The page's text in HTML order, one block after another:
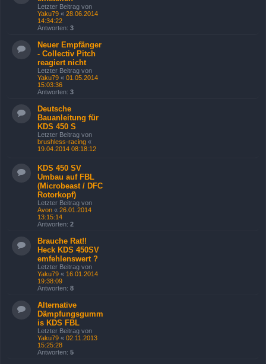
Letzter Beitrag von
Yaku79 « 28.06.2014
14:34:22
Antworten: 3
Neuer Empfänger
- Collectiv Pitch
reagiert nicht
Letzter Beitrag von
Yaku79 « 01.05.2014
15:03:36
Antworten: 3
Deutsche
Bauanleitung für
KDS 450 S
Letzter Beitrag von
brushless-racing «
19.04.2014 08:18:12
KDS 450 SV
Umbau auf FBL
(Microbeast / DFC
Rotorkopf)
Letzter Beitrag von
Avon « 26.01.2014
13:15:14
Antworten: 2
Brauche Rat!!
Heck KDS 450SV
emfehlenswert ?
Letzter Beitrag von
Yaku79 « 16.01.2014
19:38:09
Antworten: 8
Alternative
Dämpfungsgumm
is KDS FBL
Letzter Beitrag von
Yaku79 « 02.11.2013
15:25:28
Antworten: 5